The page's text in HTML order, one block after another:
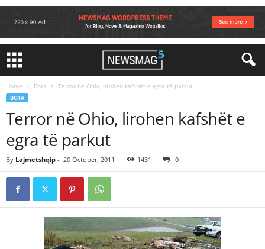
Home Bota Terror në Ohio, lirohen kafshët e egra të parkut
BOTA
Terror në Ohio, lirohen kafshët e
egra të parkut
By Lajmetshqip - 20 October, 2011 1431 0